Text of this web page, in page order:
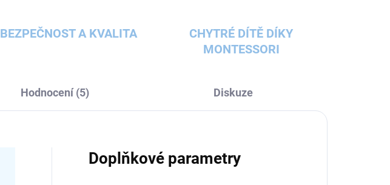
BEZPEČNOST A KVALITA
CHYTRÉ DÍTĚ DÍKY
MONTESSORI
Hodnocení (5) Diskuze
Doplňkové parametry